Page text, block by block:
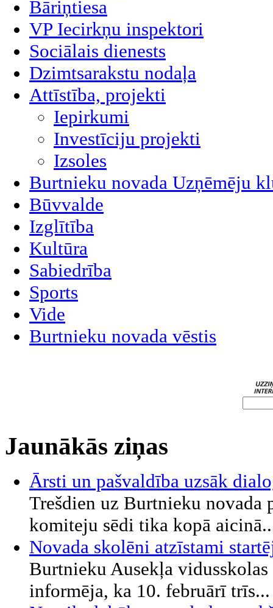
Bāriņtiesa
VP Iecirkņu inspektori
Sociālais dienests
Dzimtsarakstu nodaļa
Attīstība, projekti
Iepirkumi
Investīciju projekti
Izsoles
Burtnieku novada Uzņēmēju
Būvvalde
Izglītība
Kultūra
Sabiedrība
Sports
Vide
Burtnieku novada vēstis
Jaunākās ziņas
Ārsti un pašvaldība uzsāk
Trešdien uz Burtnieku novada
komiteju sēdi tika kopā
Novada skolēni atzīstami
Burtnieku Ausekļa
informēja, ka 10. februārī trīs...